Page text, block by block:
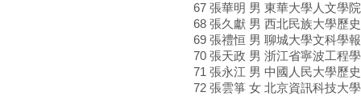
67 張華明 男 東華大學人文學
68 張久獻 男 西北民族大學歷
69 張禮恒 男 聊城大學文科學
70 張天政 男 浙江省寧波工程
71 張永江 男 中國人民大學歷
72 張雲箏 女 北京資訊科技大